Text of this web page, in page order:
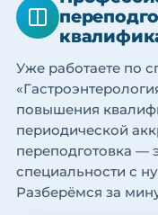
Уже работаете по
повышения
периодической
переподготовка —
специальности с
Разберёмся за